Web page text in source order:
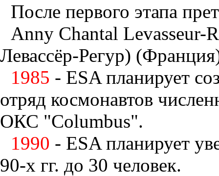
После первого этапа
Anny Chantal
Левассёр-Регур)
1985 - ESA планирует
отряд космонавтов
ОКС "Columbus".
1990 - ESA планирует
90-х гг. до 30 человек.